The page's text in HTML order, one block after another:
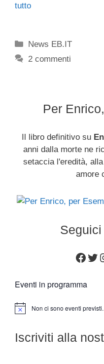
tutto
Categorie
News EB.IT
2 commenti
Per
Il libro definitivo su
anni dalla morte ne
setaccia l'eredità,
amore
Eventi in programma
N
c
Non ci sono eventi previsti.
Iscriviti alla